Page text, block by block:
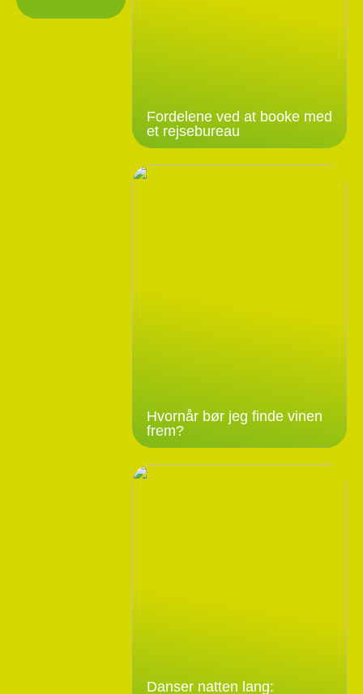
Fordelene ved at booke med
et rejsebureau
Hvornår bør jeg finde vinen
frem?
Danser natten lang: